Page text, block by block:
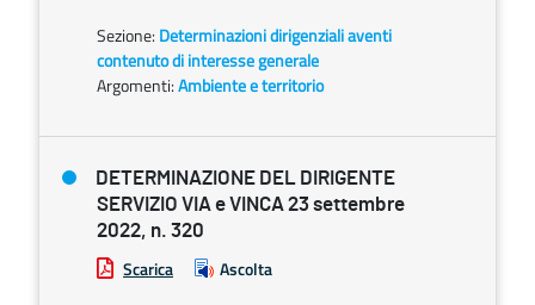
Sezione: Determinazioni dirigenziali aventi
contenuto di interesse generale
Argomenti:Ambiente e territorio
DETERMINAZIONE DEL DIRIGENTE
SERVIZIO VIA e VINCA 23 settembre
2022, n. 320
Scarica Ascolta